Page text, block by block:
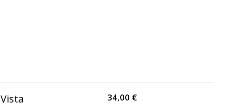
34,00 €